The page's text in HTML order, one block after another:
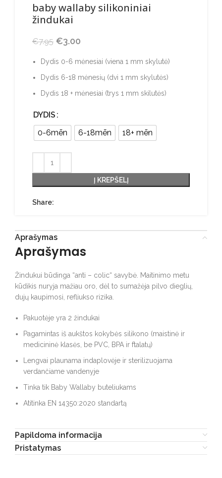
baby wallaby silikoniniai
žindukai
€7.95 Original price was: €7.95.
€3.00
Dydis 0-6 mėnesiai (viena 1 mm skylutė)
Dydis 6-18 mėnesių (dvi 1 mm skylutės)
Dydis 18 + mėnesiai (trys 1 mm skilutės)
DYDIS
0-6mēn
6-18mēn 18+ mēn
Į KREPŠELĮ
Share:
Aprašymas
Aprašymas
Žindukui būdinga “anti – colic“ savybė. Maitinimo metu
kūdikis nuryja mažiau oro, dėl to sumažėja pilvo dieglių,
dujų kaupimosi, refliukso rizika.
Pakuotėje yra 2 žindukai
Pagamintas iš aukštos kokybės silikono (maistinė ir
medicininė klasės, be PVC, BPA ir ftalatų)
Lengvai plaunama indaplovėje ir sterilizuojama
verdančiame vandenyje
Tinka tik Baby Wallaby buteliukams
Atitinka EN 14350:2020 standartą
Papildoma informacija
Pristatymas